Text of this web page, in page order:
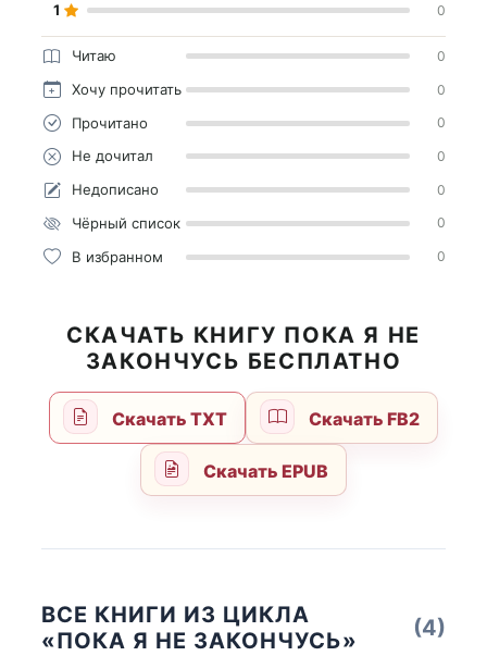
1 0
Читаю 0
Хочу прочитать 0
Прочитано 0
Не дочитал 0
Недописано 0
Чёрный список 0
В избранном 0
СКАЧАТЬ КНИГУ ПОКА Я НЕ
ЗАКОНЧУСЬ БЕСПЛАТНО
Скачать TXT Скачать FB2
Скачать EPUB
ВСЕ КНИГИ ИЗ ЦИКЛА
«ПОКА Я НЕ ЗАКОНЧУСЬ»
(4)